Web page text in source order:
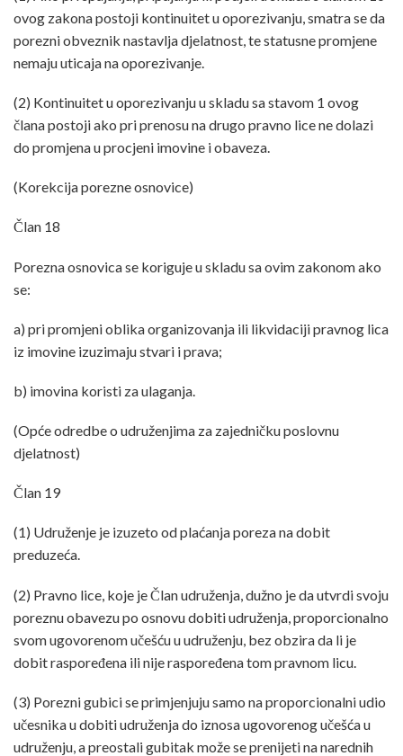
ovog zakona postoji kontinuitet u oporezivanju, smatra se da
porezni obveznik nastavlja djelatnost, te statusne promjene
nemaju uticaja na oporezivanje.
(2) Kontinuitet u oporezivanju u skladu sa stavom 1 ovog
člana postoji ako pri prenosu na drugo pravno lice ne dolazi
do promjena u procjeni imovine i obaveza.
(Korekcija porezne osnovice)
Član 18
Porezna osnovica se koriguje u skladu sa ovim zakonom ako
se:
a) pri promjeni oblika organizovanja ili likvidaciji pravnog lica
iz imovine izuzimaju stvari i prava;
b) imovina koristi za ulaganja.
(Opće odredbe o udruženjima za zajedničku poslovnu
djelatnost)
Član 19
(1) Udruženje je izuzeto od plaćanja poreza na dobit
preduzeća.
(2) Pravno lice, koje je Član udruženja, dužno je da utvrdi svoju
poreznu obavezu po osnovu dobiti udruženja, proporcionalno
svom ugovorenom učešću u udruženju, bez obzira da li je
dobit raspoređena ili nije raspoređena tom pravnom licu.
(3) Porezni gubici se primjenjuju samo na proporcionalni udio
učesnika u dobiti udruženja do iznosa ugovorenog učešća u
udruženju, a preostali gubitak može se prenijeti na narednih